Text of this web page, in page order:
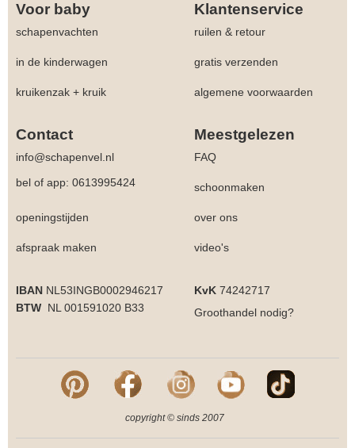
Voor baby Klantenservice
schapenvachten ruilen & retour
in de kinderwagen gratis verzenden
kruikenzak + kruik algemene voorwaarden
Contact Meestgelezen
info@schapenvel.nl
FAQ
bel of app: 0613995424
schoonmaken
openingstijden over ons
afspraak maken video's
IBAN NL53INGB0002946217 KvK 74242717
BTW NL 001591020 B33 Groothandel nodig?
copyright © sinds 2007